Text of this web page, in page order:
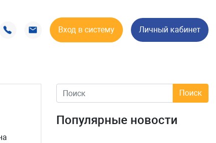
Вход в систему Личный кабинет
Популярные новости